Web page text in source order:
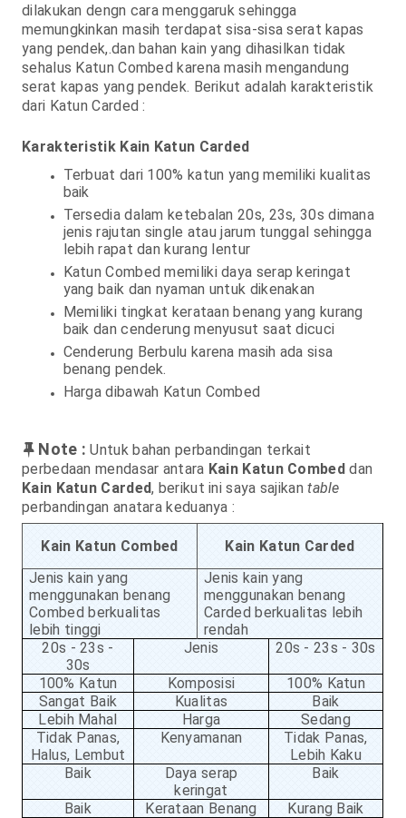
dilakukan dengn cara menggaruk sehingga
memungkinkan masih terdapat sisa-sisa serat kapas
yang pendek,.dan bahan kain yang dihasilkan tidak
sehalus Katun Combed karena masih mengandung
serat kapas yang pendek. Berikut adalah karakteristik
dari Katun Carded :
Karakteristik Kain Katun Carded
Terbuat dari 100% katun yang memiliki kualitas
baik
Tersedia dalam ketebalan 20s, 23s, 30s dimana
jenis rajutan single atau jarum tunggal sehingga
lebih rapat dan kurang lentur
Katun Combed memiliki daya serap keringat
yang baik dan nyaman untuk dikenakan
Memiliki tingkat kerataan benang yang kurang
baik dan cenderung menyusut saat dicuci
Cenderung Berbulu karena masih ada sisa
benang pendek.
Harga dibawah Katun Combed
Note : Untuk bahan perbandingan terkait
perbedaan mendasar antara Kain Katun Combeddan
Kain Katun Carded, berikut ini saya sajikantable
perbandingan anatara keduanya :
Kain Katun Combed
Kain Katun Carded
Jenis kain yang
menggunakan benang
Combed berkualitas
lebih tinggi
Jenis kain yang
menggunakan benang
Carded berkualitas lebih
rendah
20s - 23s -
30s
Jenis 20s - 23s - 30s
100% Katun Komposisi
100% Katun
Sangat Baik
Kualitas
Baik
Lebih Mahal
Harga
Sedang
Tidak Panas,
Halus, Lembut
Kenyamanan
Tidak Panas,
Lebih Kaku
Baik
Daya serap
keringat
Baik
Baik Kerataan Benang Kurang Baik